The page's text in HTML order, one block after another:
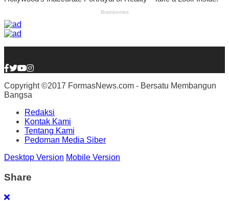
Copyright ©2017 FormasNews.com - Bersatu Membangun
Bangsa
Redaksi
Kontak Kami
Tentang Kami
Pedoman Media Siber
Desktop Version Mobile Version
Share